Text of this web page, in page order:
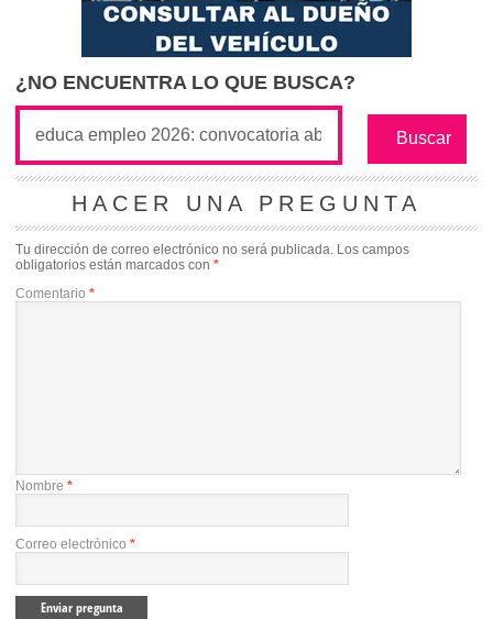
¿NO ENCUENTRA LO QUE BUSCA?
HACER UNA PREGUNTA
Tu dirección de correo electrónico no será publicada. Los campos
obligatorios están marcados con *
Comentario *
Nombre *
Correo electrónico *